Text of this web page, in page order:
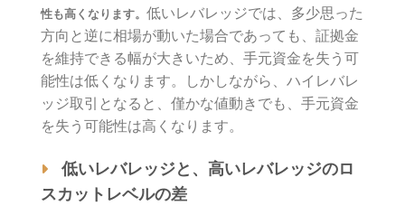
性も高くなります。 低いレバレッジでは、多少思った
方向と逆に相場が動いた場合であっても、証拠金
を維持できる幅が大きいため、手元資金を失う可
能性は低くなります。しかしながら、ハイレバレ
ッジ取引となると、僅かな値動きでも、手元資金
を失う可能性は高くなります。
低いレバレッジと、高いレバレッジのロ
スカットレベルの差